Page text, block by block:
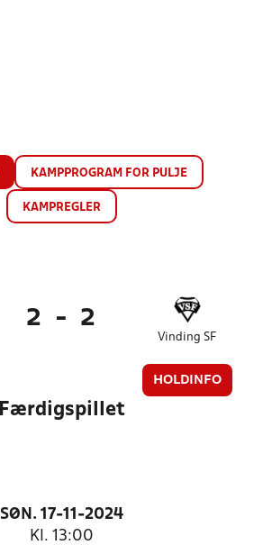
KAMPPROGRAM FOR PULJE
KAMPREGLER
2 - 2
Vinding SF
HOLDINFO
Færdigspillet
SØN. 17-11-2024
Kl. 13:00